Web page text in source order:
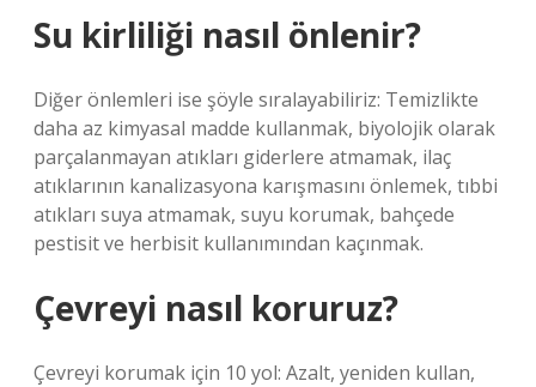
Su kirliliği nasıl önlenir?
Diğer önlemleri ise şöyle sıralayabiliriz: Temizlikte
daha az kimyasal madde kullanmak, biyolojik olarak
parçalanmayan atıkları giderlere atmamak, ilaç
atıklarının kanalizasyona karışmasını önlemek, tıbbi
atıkları suya atmamak, suyu korumak, bahçede
pestisit ve herbisit kullanımından kaçınmak.
Çevreyi nasıl koruruz?
Çevreyi korumak için 10 yol: Azalt, yeniden kullan,